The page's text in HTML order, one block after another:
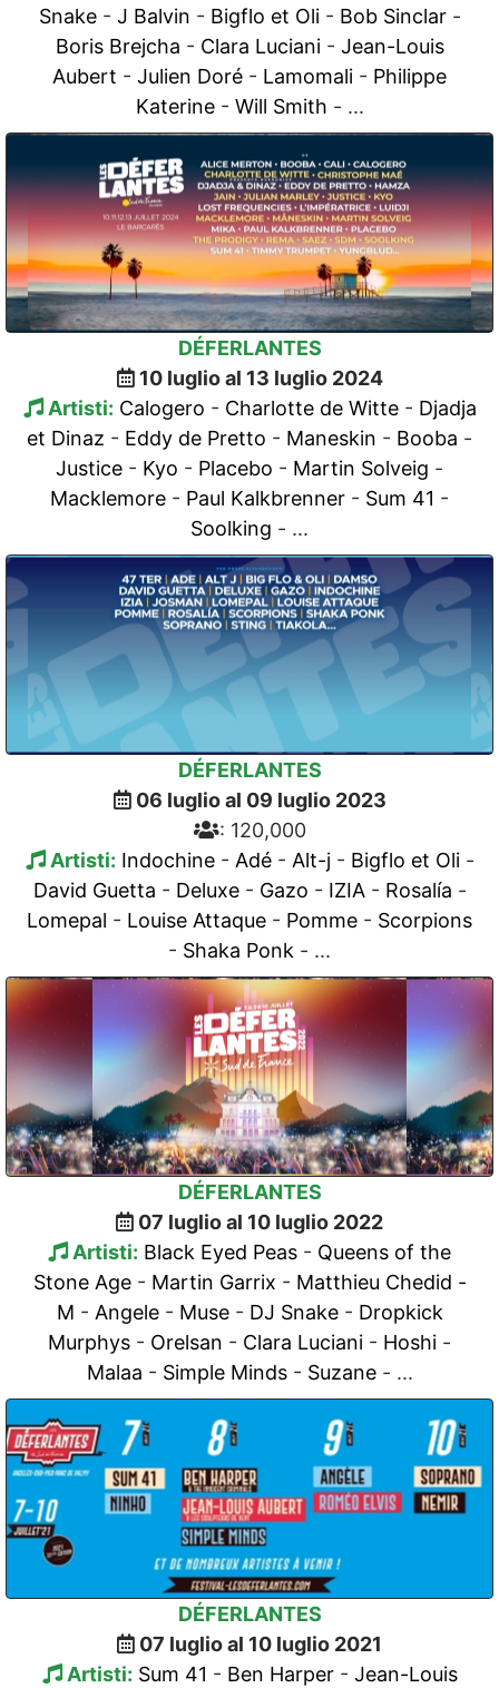
Snake- J Balvin - Bigflo et Oli- Bob Sinclar-
Boris Brejcha - Clara Luciani- Jean-Louis
Aubert - Julien Doré - Lamomali - Philippe
Katerine- Will Smith - ...
DÉFERLANTES
10 luglio al 13 luglio 2024
Artisti: Calogero - Charlotte de Witte- Djadja
et Dinaz - Eddy de Pretto - Maneskin - Booba -
Justice - Kyo - Placebo - Martin Solveig -
Macklemore - Paul Kalkbrenner - Sum 41 -
Soolking - ...
DÉFERLANTES
06 luglio al 09 luglio 2023
: 120,000
Artisti: Indochine- Adé- Alt-j - Bigflo et Oli-
David Guetta - Deluxe- Gazo - IZIA- Rosalía -
Lomepal - Louise Attaque - Pomme - Scorpions
- Shaka Ponk - ...
DÉFERLANTES
07 luglio al 10 luglio 2022
Artisti: Black Eyed Peas - Queens of the
Stone Age- Martin Garrix - Matthieu Chedid -
M - Angele- Muse- DJ Snake- Dropkick
Murphys - Orelsan - Clara Luciani - Hoshi -
Malaa - Simple Minds- Suzane- ...
DÉFERLANTES
07 luglio al 10 luglio 2021
Artisti: Sum 41 - Ben Harper- Jean-Louis